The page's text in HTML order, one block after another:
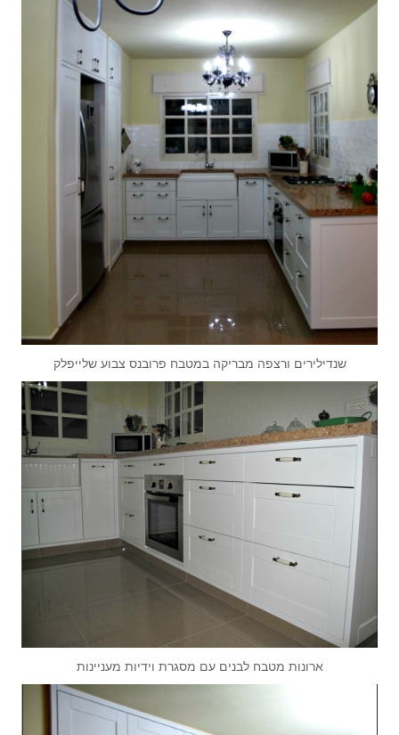
שנדילירים ורצפה מבריקה במטבח פרובנס צבוע שלייפלק
ארונות מטבח לבנים עם מסגרת וידיות מעניינות